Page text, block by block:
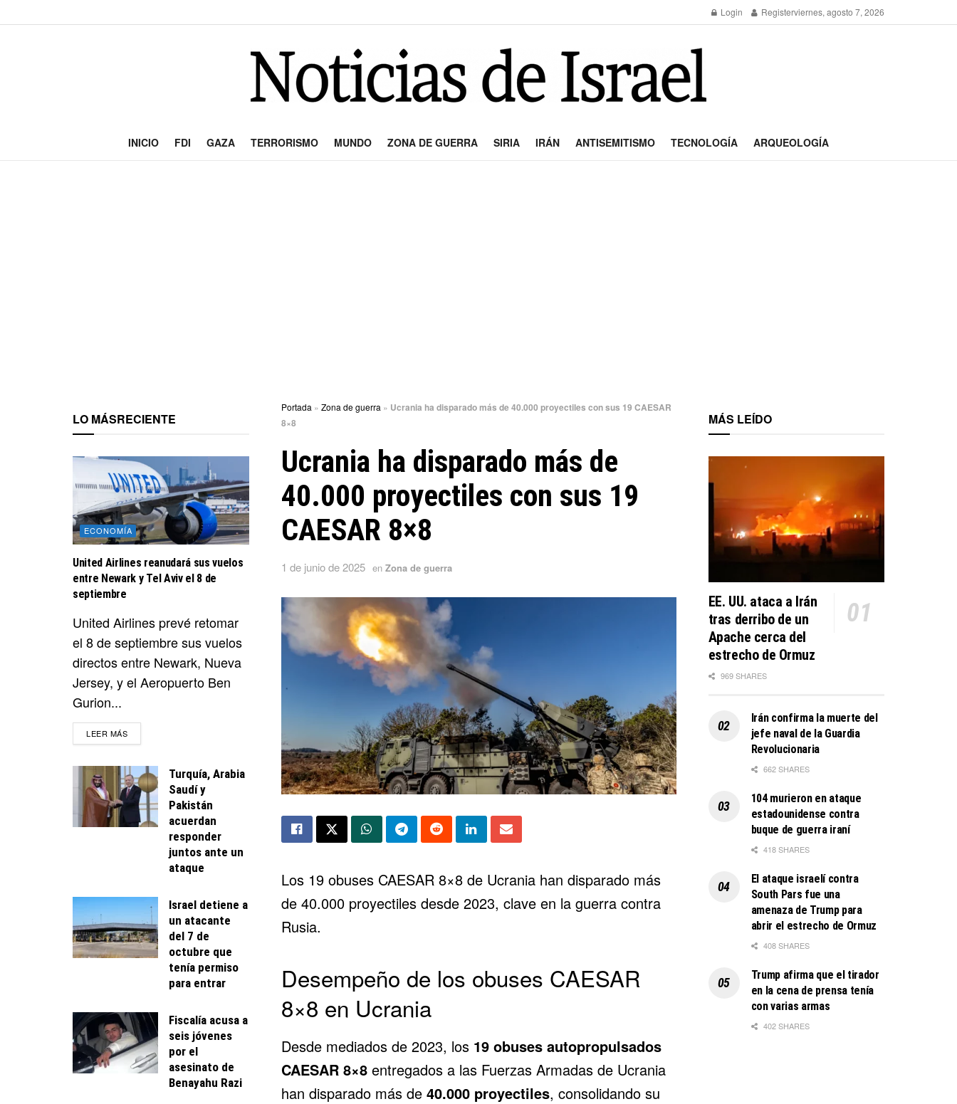
Login Registerviernes, agosto 7, 2026
INICIO FDI GAZA TERRORISMO MUNDO ZONA DE GUERRA SIRIA IRÁN ANTISEMITISMO TECNOLOGÍA ARQUEOLOGÍA
Portada » Zona de guerra » Ucrania ha disparado más de 40.000 proyectiles con sus 19 CAESAR
8×8
Ucrania ha disparado más de
40.000 proyectiles con sus 19
CAESAR 8×8
1 de junio de 2025 en Zona de guerra
Los 19 obuses CAESAR 8×8 de Ucraniahan disparado más
de 40.000 proyectiles desde 2023, clave en la guerra contra
Rusia.
Desempeño de los obuses CAESAR
8×8 en Ucrania
Desde mediados de 2023, los 19 obuses autopropulsados
CAESAR 8×8entregados a las Fuerzas Armadas de Ucrania
han disparado más de 40.000 proyectiles, consolidando su
LO MÁSRECIENTE
ECONOMÍA
United Airlines reanudará sus vuelos
entre Newark y Tel Aviv el 8 de
septiembre
United Airlines prevé retomar
el 8 de septiembre sus vuelos
directos entre Newark, Nueva
Jersey, y el Aeropuerto Ben
Gurion...
LEER MÁSDETAILS
Turquía, Arabia
Saudí y
Pakistán
acuerdan
responder
juntos ante un
ataque
Israel detiene a
un atacante
del 7 de
octubre que
tenía permiso
para entrar
Fiscalía acusa a
seis jóvenes
por el
asesinato de
Benayahu Razi
MÁS LEÍDO
EE. UU. ataca a Irán
tras derribo de un
Apache cerca del
estrecho de Ormuz
969 SHARES
Irán confirma la muerte del
jefe naval de la Guardia
Revolucionaria
662 SHARES
104 murieron en ataque
estadounidense contra
buque de guerra iraní
418 SHARES
El ataque israelí contra
South Pars fue una
amenaza de Trump para
abrir el estrecho de Ormuz
408 SHARES
Trump afirma que el tirador
en la cena de prensa tenía
con varias armas
402 SHARES